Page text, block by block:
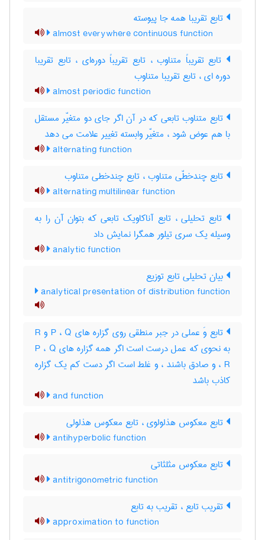
تابع تقریبا همه جا پیوسته
almost everywhere continuous function
تابع تقریباً متناوب ، تابع تقریباً دوره‌ای ، تابع تقریبا
دوره ای ، تابع تقریبا متناوب
almost periodic function
تابع متناوب تابعی که در آن اگر جای دو متغیّر مستقل
با هم عوض شود ، متغیّر وابسته تغییر علامت می دهد
alternating function
تابع چندخطّی متناوب ، تابع چندخطی متناوب
alternating multilinear function
تابع تحلیلی ، تابع آناکاویک تابعی که بتوان آن را به
وسیله یک سری تیلور همگرا نمایش داد
analytic function
بیان تحلیلی تابع توزیع
analytical presentation of distribution function
تابع وَ عملی در جبر منطقی روی گزاره های P ، Q و R
به نحوی که عمل درست است اگر همه گزاره های P ، Q
، R و صادق باشند ، و غلط است اگر دست کم یک گزاره
کاذب باشد
and function
تابع معکوس هذلولوی ، تابع معکوس هذلولی
antihyperbolic function
تابع معکوس مثلثاتی
antitrigonometric function
تقریب تابع ، تقریب به تابع
approximation to function